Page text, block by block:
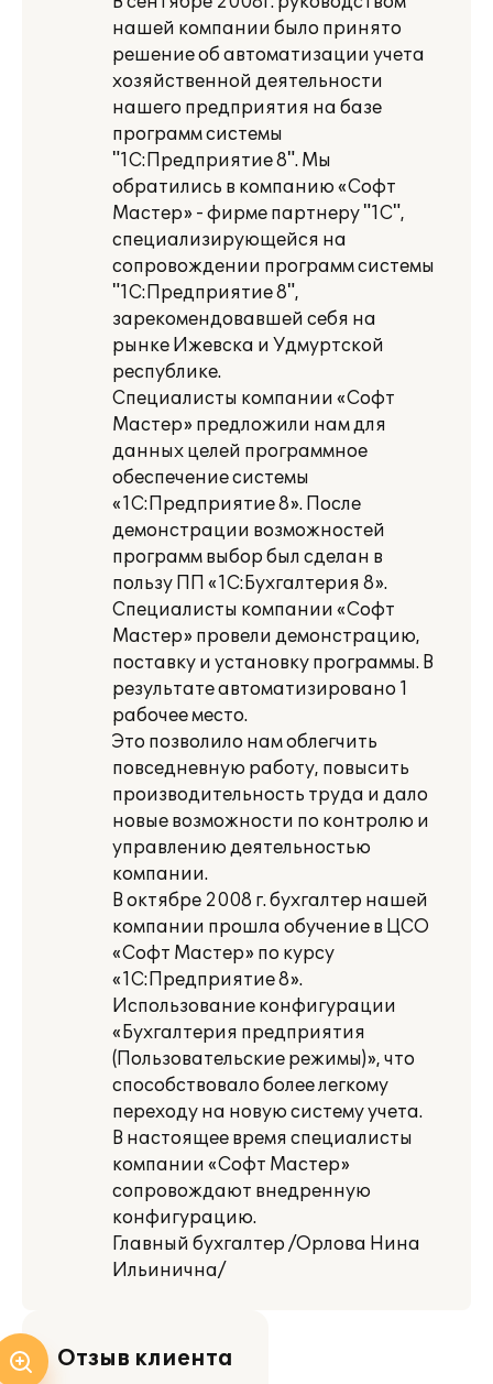
нашей компании было принято
решение об автоматизации учета
хозяйственной деятельности
нашего предприятия на базе
программ системы
"1С:Предприятие 8". Мы
обратились в компанию «Софт
Мастер» - фирме партнеру "1С",
специализирующейся на
сопровождении программ системы
"1С:Предприятие 8",
зарекомендовавшей себя на
рынке Ижевска и Удмуртской
республике.
Специалисты компании «Софт
Мастер» предложили нам для
данных целей программное
обеспечение системы
«1С:Предприятие 8». После
демонстрации возможностей
программ выбор был сделан в
пользу ПП «1С:Бухгалтерия 8».
Специалисты компании «Софт
Мастер» провели демонстрацию,
поставку и установку программы. В
результате автоматизировано 1
рабочее место.
Это позволило нам облегчить
повседневную работу, повысить
производительность труда и дало
новые возможности по контролю и
управлению деятельностью
компании.
В октябре 2008 г. бухгалтер нашей
компании прошла обучение в ЦСО
«Софт Мастер» по курсу
«1С:Предприятие 8».
Использование конфигурации
«Бухгалтерия предприятия
(Пользовательские режимы)», что
способствовало более легкому
переходу на новую систему учета.
В настоящее время специалисты
компании «Софт Мастер»
сопровождают внедренную
конфигурацию.
Главный бухгалтер /Орлова Нина
Ильинична/
Отзыв клиента